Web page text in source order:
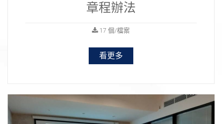
章程辦法
17 個/檔案
看更多